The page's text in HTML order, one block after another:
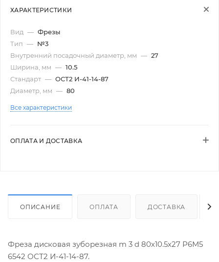
ХАРАКТЕРИСТИКИ
Вид — Фрезы
Тип — №3
Внутренний посадочный диаметр, мм — 27
Ширина, мм — 10.5
Стандарт — ОСТ2 И-41-14-87
Диаметр, мм — 80
Все характеристики
ОПЛАТА И ДОСТАВКА
ОПИСАНИЕ ОПЛАТА ДОСТАВКА
Фреза дисковая зуборезная m 3 d 80х10.5х27 Р6М5
6542 ОСТ2 И-41-14-87.